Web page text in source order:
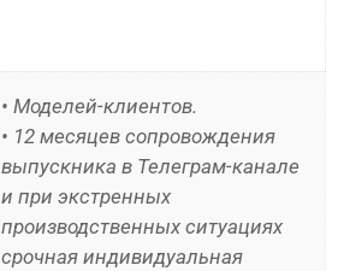
• Моделей-клиентов.
• 12 месяцев сопровождения
выпускника в Телеграм-канале
и при экстренных
производственных ситуациях
срочная индивидуальная